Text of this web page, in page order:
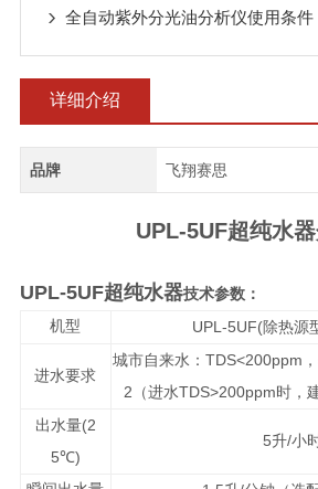
全自动紫外分光油分析仪使用条件
详细介绍
品牌 飞翔赛思
UPL-5UF超纯水器
UPL-5UF超纯水器技术参数：
机型
UPL-5UF(除热源
进水要求
城市自来水： TDS<200ppm ，
2 （进水TDS>200ppm时，
出水量(2
5℃)
5升/小